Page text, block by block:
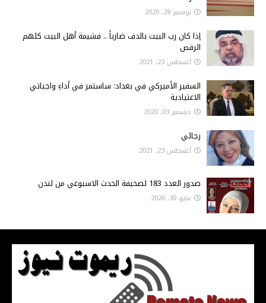
نوفمبر 28, 2020
إذا كان رب البيت بالدف ضارباً .. فشيمة أهل البيت كلهم
الرقص
أغسطس 23, 2021
السفير الأميركي في بغداد: ساستمر في أداءِ واجباتي
الاعتيادية
ديسمبر 03, 2020
رجائي
أغسطس 23, 2021
صدور العدد 183 لصحيفة الحدث الاسبوعي من لندن
مايو 30, 2026